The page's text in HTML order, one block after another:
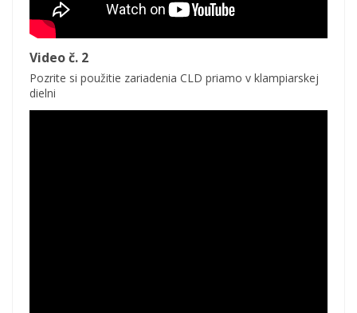
Video č. 2
Pozrite si použitie zariadenia CLD priamo v klampiarskej
dielni